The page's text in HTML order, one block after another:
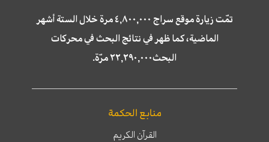
تمّت زيارة موقع سراج ٤,٨٠٠,٠٠٠ مرة خلال الستة أشهر
الماضية، كما ظهر في نتائج البحث في محركات
البحث٢٢,٢٩٠,٠٠٠ مرّة.
منابع الحكمة
القرآن الكريم